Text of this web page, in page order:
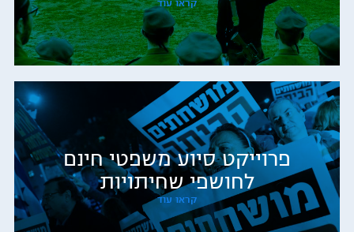
קראו עוד
פרוייקט סיוע משפטי חינם
לחושפי שחיתויות
קראו עוד